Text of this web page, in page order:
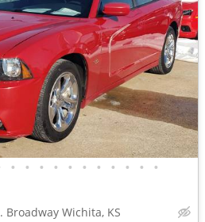
• • • • • • • • • • •
Broadway Wichita, KS